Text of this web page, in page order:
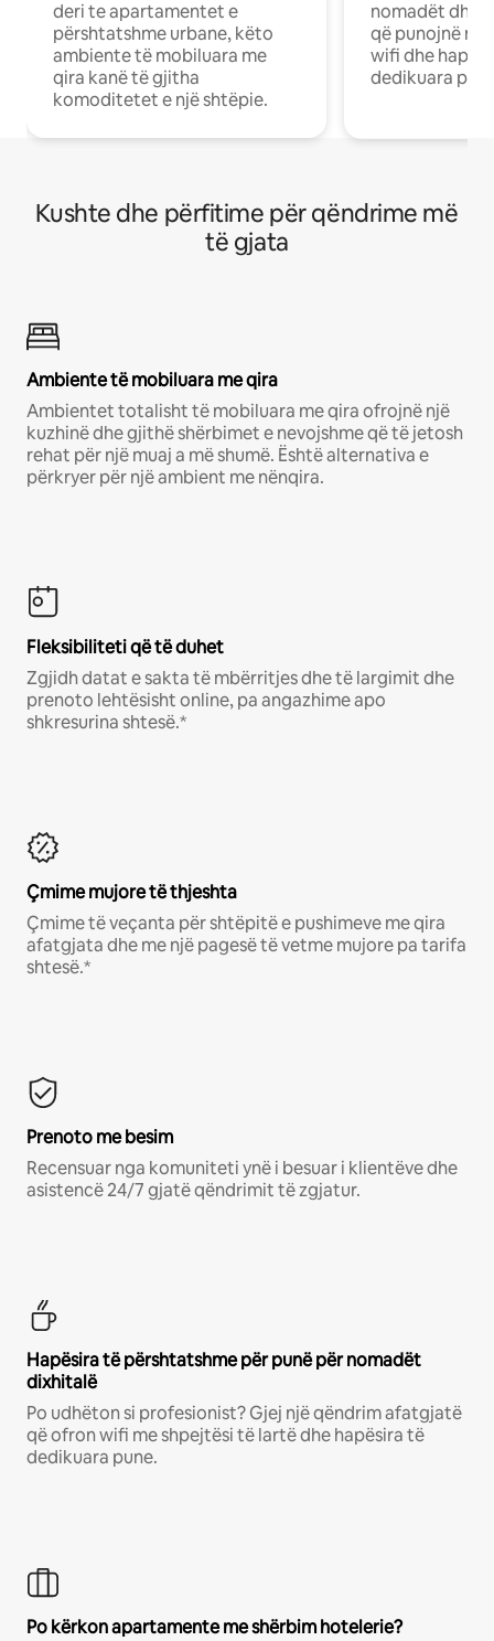
deri te apartamentet e
përshtatshme urbane, këto
ambiente të mobiluara me
qira kanë të gjitha
komoditetet e një shtëpie.
nomadët dhe
që punojnë në
wifi dhe
dedikuara
Kushte dhe përfitime për qëndrime më
të gjata
Ambiente të mobiluara me qira
Ambientet totalisht të mobiluara me qira ofrojnë një
kuzhinë dhe gjithë shërbimet e nevojshme që të jetosh
rehat për një muaj a më shumë. Është alternativa e
përkryer për një ambient me nënqira.
Fleksibiliteti që të duhet
Zgjidh datat e sakta të mbërritjes dhe të largimit dhe
prenoto lehtësisht online, pa angazhime apo
shkresurina shtesë.*
Çmime mujore të thjeshta
Çmime të veçanta për shtëpitë e pushimeve me qira
afatgjata dhe me një pagesë të vetme mujore pa tarifa
shtesë.*
Prenoto me besim
Recensuar nga komuniteti ynë i besuar i klientëve dhe
asistencë 24/7 gjatë qëndrimit të zgjatur.
Hapësira të përshtatshme për punë për nomadët
dixhitalë
Po udhëton si profesionist? Gjej një qëndrim afatgjatë
që ofron wifi me shpejtësi të lartë dhe hapësira të
dedikuara pune.
Po kërkon apartamente me shërbim hotelerie?